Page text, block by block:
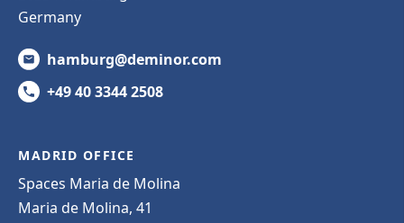
Germany
hamburg@deminor.com
+49 40 3344 2508
MADRID OFFICE
Spaces Maria de Molina
Maria de Molina, 41